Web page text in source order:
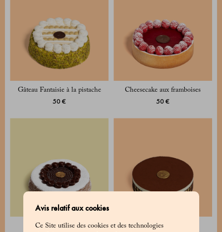
Avis relatif aux cookies
Ce Site utilise des cookies et des technologies
Gâteau Fantaisie à la pistache
50 €
Cheesecake aux framboises
50 €
Gâteau Caprese Gâteau tiramisù